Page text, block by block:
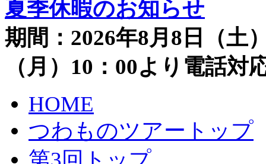
夏季休暇のお知らせ
期間：2026年8月8日（土
（月）10：00より電話
HOME
つわものツアートップ